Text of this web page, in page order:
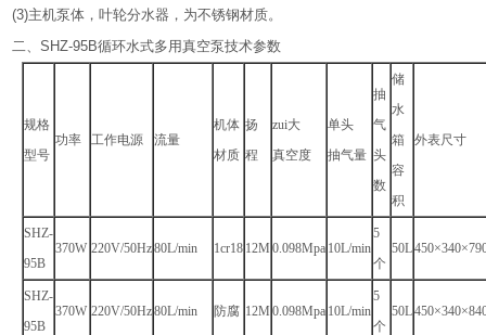
(3)主机泵体，叶轮分水器，为不锈钢材质。
二、SHZ-95B循环水式多用真空泵技术参数
规格
型号
功率 工作电源 流量
机体
材质
扬
程
zui大
真空度
单头
抽气量
抽
气
头
数
储
水
箱
容
积
外表尺寸
SHZ-
95B
370W 220V/50Hz80L/min 1cr18 12M 0.098Mpa 10L/min
5
个
50L450
SHZ-
95B
370W 220V/50Hz80L/min 防腐 12M 0.098Mpa 10L/min
5
个
50L450